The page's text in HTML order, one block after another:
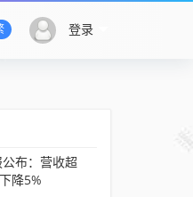
登录
布：营收超
降5%